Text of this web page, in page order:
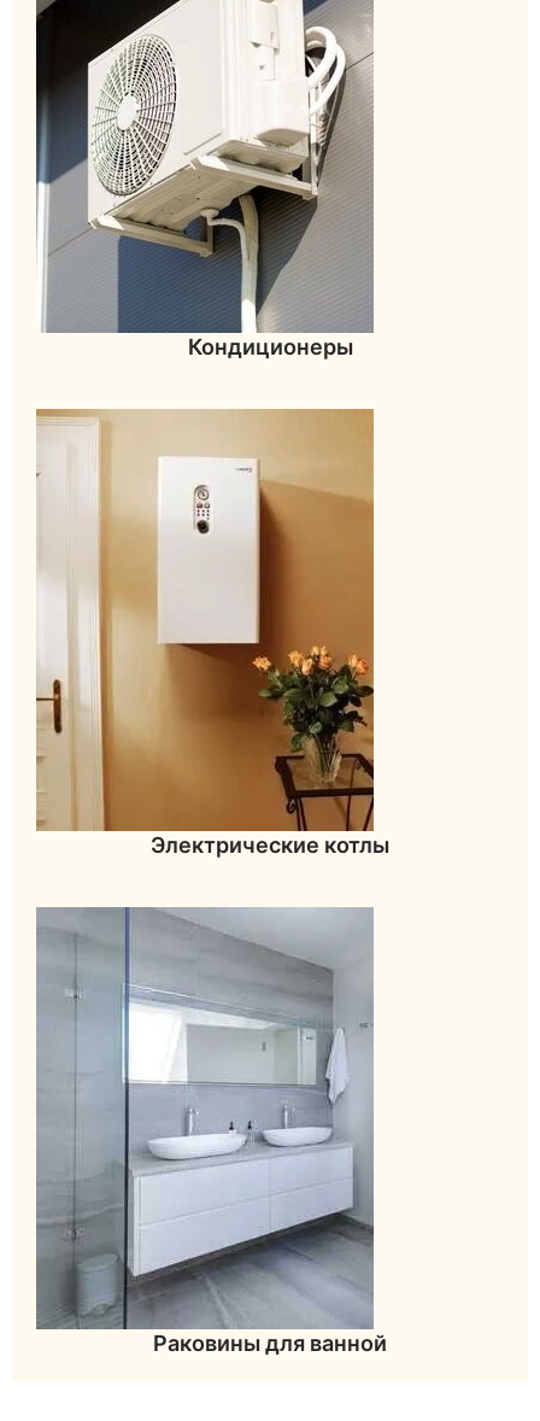
Кондиционеры
Электрические котлы
Раковины для ванной